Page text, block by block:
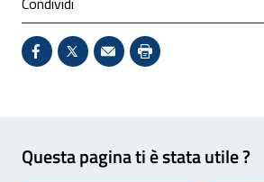
Condividi su Facebook - Sito
X - Sito esterno - Apertura
Invio Mail: apre il
Stampa pagina:
Questa pagina ti è stata utile ?